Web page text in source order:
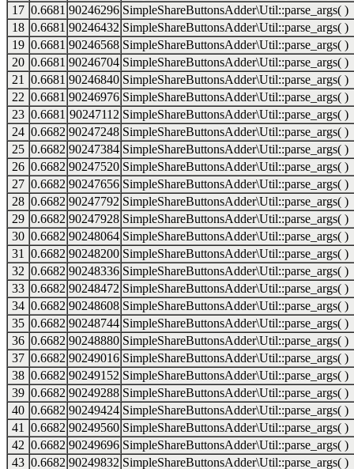
17 0.6681 90246296 SimpleShareButtonsAdder\Util::parse_args( )
18 0.6681 90246432 SimpleShareButtonsAdder\Util::parse_args( )
19 0.6681 90246568 SimpleShareButtonsAdder\Util::parse_args( )
20 0.6681 90246704 SimpleShareButtonsAdder\Util::parse_args( )
21
0.6681 90246840 SimpleShareButtonsAdder\Util::parse_args( )
22 0.6681 90246976 SimpleShareButtonsAdder\Util::parse_args( )
23 0.6681 90247112 SimpleShareButtonsAdder\Util::parse_args( )
24 0.6682 90247248 SimpleShareButtonsAdder\Util::parse_args( )
25 0.6682 90247384 SimpleShareButtonsAdder\Util::parse_args( )
26 0.6682 90247520 SimpleShareButtonsAdder\Util::parse_args( )
27 0.6682 90247656 SimpleShareButtonsAdder\Util::parse_args( )
28 0.6682 90247792 SimpleShareButtonsAdder\Util::parse_args( )
29 0.6682 90247928 SimpleShareButtonsAdder\Util::parse_args( )
30 0.6682 90248064 SimpleShareButtonsAdder\Util::parse_args( )
31
0.6682 90248200 SimpleShareButtonsAdder\Util::parse_args( )
32 0.6682 90248336 SimpleShareButtonsAdder\Util::parse_args( )
33 0.6682 90248472 SimpleShareButtonsAdder\Util::parse_args( )
34 0.6682 90248608 SimpleShareButtonsAdder\Util::parse_args( )
35 0.6682 90248744 SimpleShareButtonsAdder\Util::parse_args( )
36 0.6682 90248880 SimpleShareButtonsAdder\Util::parse_args( )
37 0.6682 90249016 SimpleShareButtonsAdder\Util::parse_args( )
38 0.6682 90249152 SimpleShareButtonsAdder\Util::parse_args( )
39 0.6682 90249288 SimpleShareButtonsAdder\Util::parse_args( )
40 0.6682 90249424 SimpleShareButtonsAdder\Util::parse_args( )
41
0.6682 90249560 SimpleShareButtonsAdder\Util::parse_args( )
42 0.6682 90249696 SimpleShareButtonsAdder\Util::parse_args( )
43 0.6682 90249832 SimpleShareButtonsAdder\Util::parse_args( )